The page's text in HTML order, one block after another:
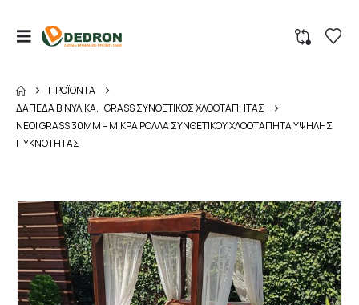
ΠΡΟΪΌΝΤΑ
ΔΑΠΕΔΑ ΒΙΝΥΛΙΚΑ, GRASS ΣΥΝΘΕΤΙΚΟΣ ΧΛΟΟΤΑΠΗΤΑΣ
ΝΕΟ! GRASS 30MM – ΜΙΚΡΑ ΡΟΛΛΑ ΣΥΝΘΕΤΙΚΟΥ ΧΛΟΟΤΑΠΗΤΑ ΥΨΗΛΗΣ
ΠΥΚΝΟΤΗΤΑΣ